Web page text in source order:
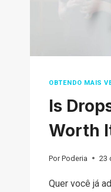
OBTENDO MAIS
Is
Worth
Por Poderia 23
Quer você já